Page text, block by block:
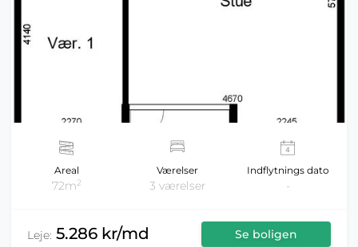
Areal
72m2
Værelser
3 værelser
Indflytnings dato
-
Leje: 5.286 kr/md Se boligen